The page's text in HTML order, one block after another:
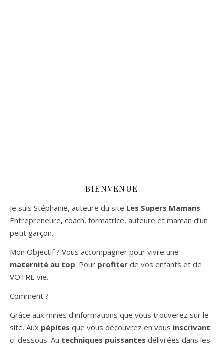
BIENVENUE
Je suis Stéphanie, auteure du site Les Supers Mamans.
Entrepreneure, coach, formatrice, auteure et maman d’un
petit garçon.
Mon Objectif ? Vous accompagner pour vivre une
maternité au top. Pour profiter de vos enfants et de
VOTRE vie.
Comment ?
Grâce aux mines d’informations que vous trouverez sur le
site. Aux pépites que vous découvrez en vous inscrivant
ci-dessous. Au techniques puissantes délivrées dans les